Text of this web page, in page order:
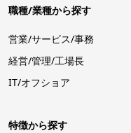
職種/業種から探す
営業/サービス/事務
経営/管理/工場長
IT/オフショア
特徴から探す